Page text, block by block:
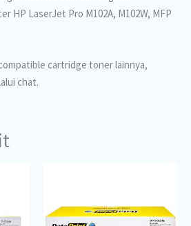
HP LaserJet Pro M102A, M102W, MFP
cartridge toner lainnya,
chat.